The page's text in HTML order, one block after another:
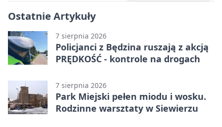
Ostatnie Artykuły
7 sierpnia 2026
Policjanci z Będzina ruszają z akcją
PRĘDKOŚĆ - kontrole na drogach
7 sierpnia 2026
Park Miejski pełen miodu i wosku.
Rodzinne warsztaty w Siewierzu